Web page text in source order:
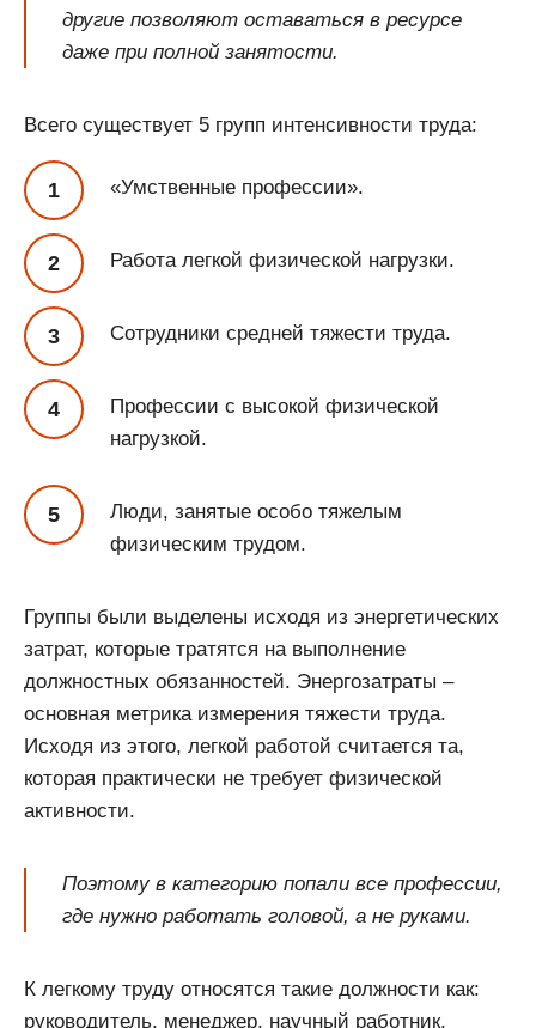
другие позволяют оставаться в ресурсе
даже при полной занятости.
Всего существует 5 групп интенсивности труда:
«Умственные профессии».
Работа легкой физической нагрузки.
Сотрудники средней тяжести труда.
Профессии с высокой физической
нагрузкой.
Люди, занятые особо тяжелым
физическим трудом.
Группы были выделены исходя из энергетических
затрат, которые тратятся на выполнение
должностных обязанностей. Энергозатраты –
основная метрика измерения тяжести труда.
Исходя из этого, легкой работой считается та,
которая практически не требует физической
активности.
Поэтому в категорию попали все профессии,
где нужно работать головой, а не руками.
К легкому труду относятся такие должности как:
руководитель, менеджер, научный работник,